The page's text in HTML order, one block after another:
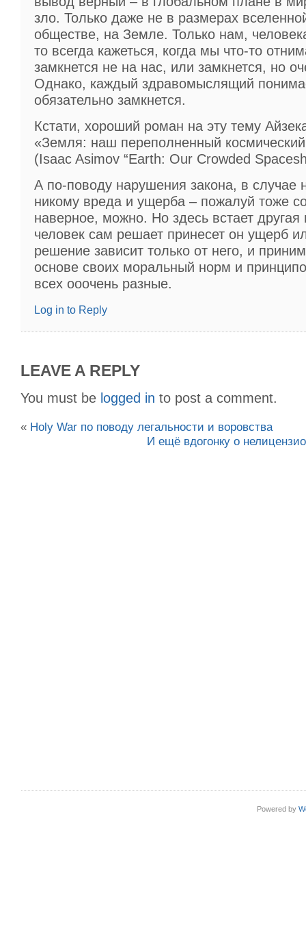
зло. Только даже не в размерах
обществе, на Земле. Только нам,
то всегда кажеться, когда мы что-то
замкнется не на нас, или замкнется, но
Однако, каждый здравомыслящий
обязательно замкнется.
Кстати, хороший роман на эту тему
«Земля: наш переполненный
(Isaac Asimov “Earth: Our Crowded
А по-поводу нарушения закона, в случае
никому вреда и ущерба – пожалуй тоже
наверное, можно. Но здесь встает
человек сам решает принесет он ущерб
решение зависит только от него, и
основе своих моральный норм и
всех ооочень разные.
Log in to Reply
LEAVE A REPLY
You must be logged in to post a comment.
« Holy War по поводу легальности и воровства
И ещё вдогонку о
Powered by